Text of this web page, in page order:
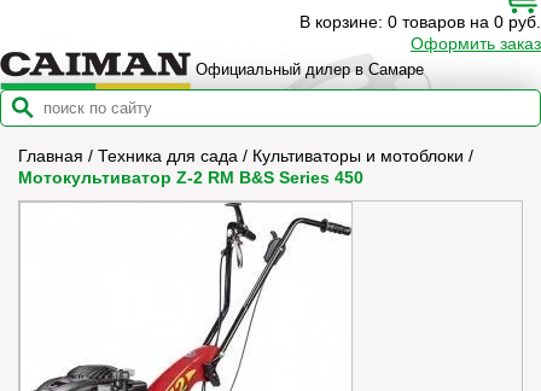
В корзине: 0 товаров на 0 руб.
Оформить заказ
Официальный дилер в Самаре
Главная / Техника для сада / Культиваторы и мотоблоки /
Мотокультиватор Z-2 RM B&S Series 450